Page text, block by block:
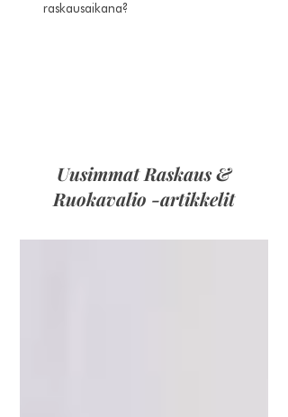
raskausaikana?
Uusimmat Raskaus &
Ruokavalio -artikkelit